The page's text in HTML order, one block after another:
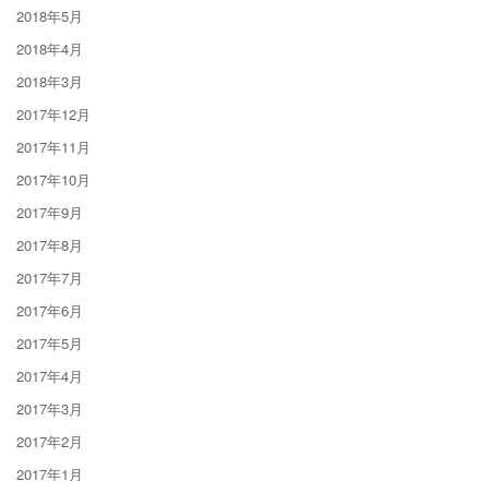
2018年5月
2018年4月
2018年3月
2017年12月
2017年11月
2017年10月
2017年9月
2017年8月
2017年7月
2017年6月
2017年5月
2017年4月
2017年3月
2017年2月
2017年1月